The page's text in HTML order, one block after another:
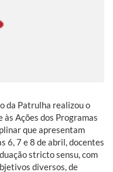
da Patrulha realizou o
Ações dos Programas
que apresentam
6, 7 e 8 de abril, docentes
stricto sensu, com
diversos, de